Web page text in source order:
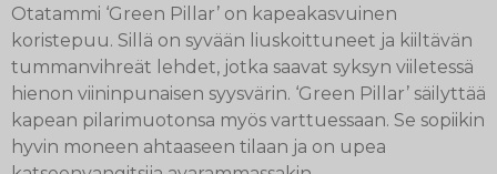
Otatammi ‘Green Pillar’ on kapeakasvuinen
koristepuu. Sillä on syvään liuskoittuneet ja kiiltävän
tummanvihreät lehdet, jotka saavat syksyn viiletessä
hienon viininpunaisen syysvärin. ‘Green Pillar’ säilyttää
kapean pilarimuotonsa myös varttuessaan. Se sopiikin
hyvin moneen ahtaaseen tilaan ja on upea